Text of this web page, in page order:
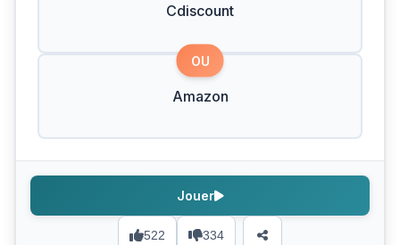
Cdiscount
OU
Amazon
522 334
Jouer